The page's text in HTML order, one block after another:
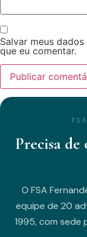
Salvar meus
que eu comentar.
Precisa
O FSA
equipe de 20
1995, com sede